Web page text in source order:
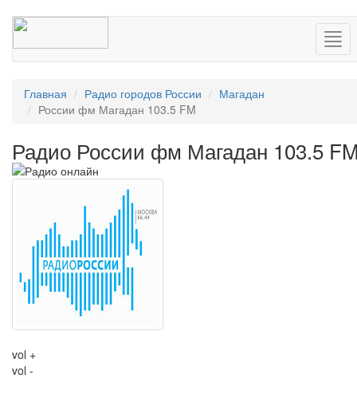
Главная Радио городов России
Магадан
России фм Магадан 103.5 FM
Радио России фм Магадан 103.5
vol +
vol -